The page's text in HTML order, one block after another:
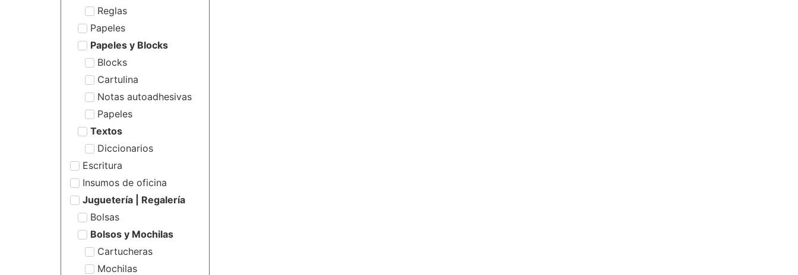
Reglas
Papeles
Papeles y Blocks
Blocks
Cartulina
Notas autoadhesivas
Papeles
Textos
Diccionarios
Escritura
Insumos de oficina
Juguetería | Regalería
Bolsas
Bolsos y Mochilas
Cartucheras
Mochilas